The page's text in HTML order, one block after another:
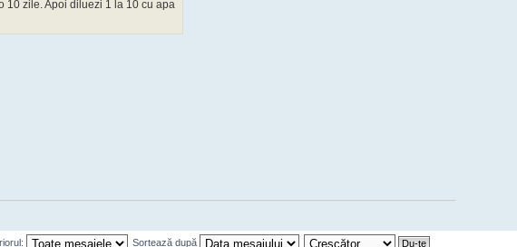
10 zile. Apoi diluezi 1 la 10 cu apa
Sortează după